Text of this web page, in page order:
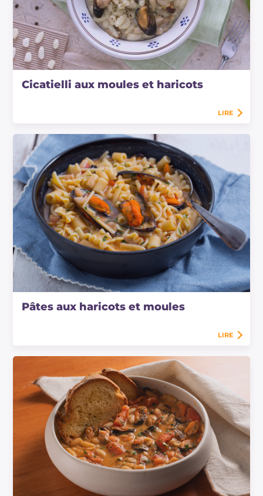
Cicatielli aux moules et haricots
LIRE
Pâtes aux haricots et moules
LIRE